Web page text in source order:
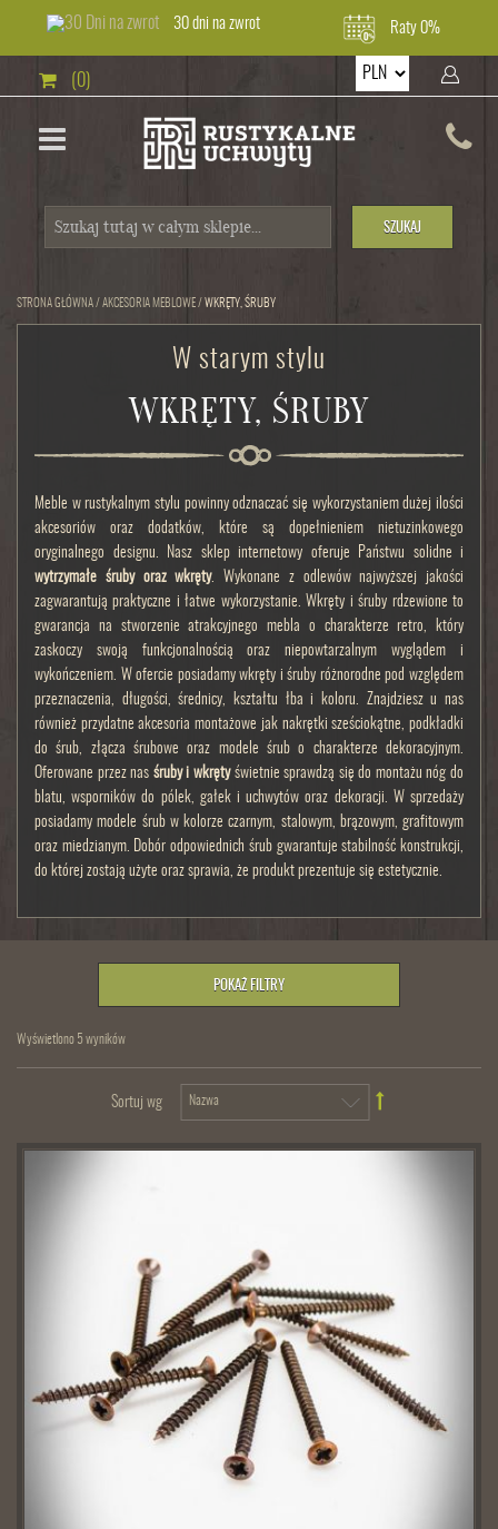
30 dni na zwrot Raty 0%
(0)
SZUKAJ
STRONA GŁÓWNA/ AKCESORIA MEBLOWE/ WKRĘTY, ŚRUBY
W starym stylu
WKRĘTY, ŚRUBY
Meble w rustykalnym stylu powinny odznaczać się wykorzystaniem dużej ilości
akcesoriów oraz dodatków, które są dopełnieniem nietuzinkowego
oryginalnego designu. Nasz sklep internetowy oferuje Państwu solidne i
wytrzymałe śruby oraz wkręty. Wykonane z odlewów najwyższej jakości
zagwarantują praktyczne i łatwe wykorzystanie. Wkręty i śruby rdzewione to
gwarancja na stworzenie atrakcyjnego mebla o charakterze retro, który
zaskoczy swoją funkcjonalnością oraz niepowtarzalnym wyglądem i
wykończeniem. W ofercie posiadamy wkręty i śruby różnorodne pod względem
przeznaczenia, długości, średnicy, kształtu łba i koloru. Znajdziesz u nas
również przydatne akcesoria montażowe jak nakrętki sześciokątne, podkładki
do śrub, złącza śrubowe oraz modele śrub o charakterze dekoracyjnym.
Oferowane przez nas śruby i wkrętyświetnie sprawdzą się do montażu nóg do
blatu, wsporników do pólek, gałek i uchwytów oraz dekoracji. W sprzedaży
posiadamy modele śrub w kolorze czarnym, stalowym, brązowym, grafitowym
oraz miedzianym. Dobór odpowiednich śrub gwarantuje stabilność konstrukcji,
do której zostają użyte oraz sprawia, że produkt prezentuje się estetycznie.
POKAŻ FILTRY
Wyświetlono 5 wyników
Sortuj wg